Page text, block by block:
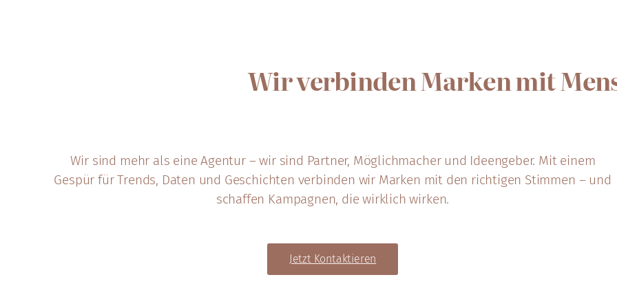
Wir verbinden Marken mit
Wir sind mehr als eine Agentur – wir sind Partner, Möglichmacher und Ideengeber. Mit einem
Gespür für Trends, Daten und Geschichten verbinden wir Marken mit den richtigen Stimmen – und
schaffen Kampagnen, die wirklich wirken.
Jetzt Kontaktieren